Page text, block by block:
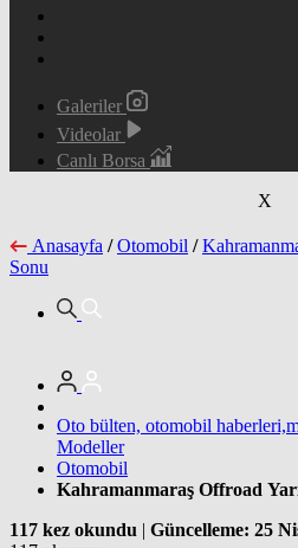
Galeriler
Videolar
Canlı Borsa
X
Anasayfa / Otomobil /
Sonu
Oto bülten, otomobil
Modeller
Otomobil
Kahramanmaraş Offroad
117 kez okundu | Güncelleme: 25